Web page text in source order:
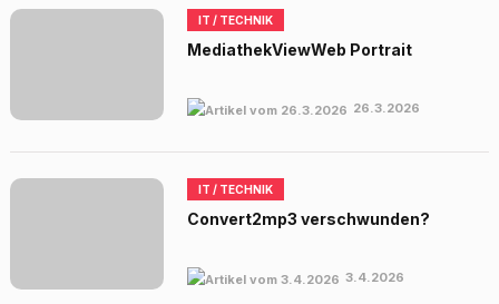
IT / TECHNIK
MediathekViewWeb Portrait
26.3.2026
IT / TECHNIK
Convert2mp3 verschwunden?
3.4.2026